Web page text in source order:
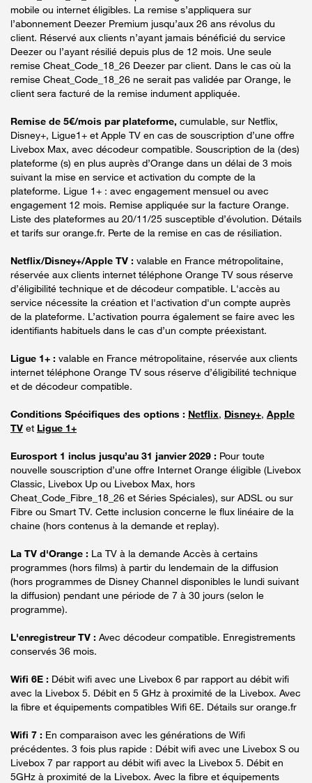
mobile ou internet éligibles. La remise s’appliquera sur
l’abonnement Deezer Premium jusqu’aux 26 ans révolus du
client. Réservé aux clients n’ayant jamais bénéficié du service
Deezer ou l’ayant résilié depuis plus de 12 mois. Une seule
remise Cheat_Code_18_26 Deezer par client. Dans le cas où la
remise Cheat_Code_18_26 ne serait pas validée par Orange, le
client sera facturé de la remise indument appliquée.
Remise de 5€/mois par plateforme, cumulable, sur Netflix,
Disney+, Ligue1+ et Apple TV en cas de souscription d’une offre
Livebox Max, avec décodeur compatible. Souscription de la (des)
plateforme (s) en plus auprès d’Orange dans un délai de 3 mois
suivant la mise en service et activation du compte de la
plateforme. Ligue 1+ : avec engagement mensuel ou avec
engagement 12 mois. Remise appliquée sur la facture Orange.
Liste des plateformes au 20/11/25 susceptible d’évolution. Détails
et tarifs sur orange.fr. Perte de la remise en cas de résiliation.
Netflix/Disney+/Apple TV : valable en France métropolitaine,
réservée aux clients internet téléphone Orange TV sous réserve
d’éligibilité technique et de décodeur compatible. L'accès au
service nécessite la création et l'activation d'un compte auprès
de la plateforme. L’activation pourra également se faire avec les
identifiants habituels dans le cas d’un compte préexistant.
Ligue 1+ : valable en France métropolitaine, réservée aux clients
internet téléphone Orange TV sous réserve d’éligibilité technique
et de décodeur compatible.
Conditions Spécifiques des options : Netflix, Disney+, Apple
TV et Ligue 1+
Eurosport 1 inclus jusqu’au 31 janvier 2029 : Pour toute
nouvelle souscription d’une offre Internet Orange éligible (Livebox
Classic, Livebox Up ou Livebox Max, hors
Cheat_Code_Fibre_18_26 et Séries Spéciales), sur ADSL ou sur
Fibre ou Smart TV. Cette inclusion concerne le flux linéaire de la
chaine (hors contenus à la demande et replay).
La TV d'Orange : La TV à la demande Accès à certains
programmes (hors films) à partir du lendemain de la diffusion
(hors programmes de Disney Channel disponibles le lundi suivant
la diffusion) pendant une période de 7 à 30 jours (selon le
programme).
L'enregistreur TV : Avec décodeur compatible. Enregistrements
conservés 36 mois.
Wifi 6E : Débit wifi avec une Livebox 6 par rapport au débit wifi
avec la Livebox 5. Débit en 5 GHz à proximité de la Livebox. Avec
la fibre et équipements compatibles Wifi 6E. Détails sur orange.fr
Wifi 7 : En comparaison avec les générations de Wifi
précédentes. 3 fois plus rapide : Débit wifi avec une Livebox S ou
Livebox 7 par rapport au débit wifi avec la Livebox 5. Débit en
5GHz à proximité de la Livebox. Avec la fibre et équipements